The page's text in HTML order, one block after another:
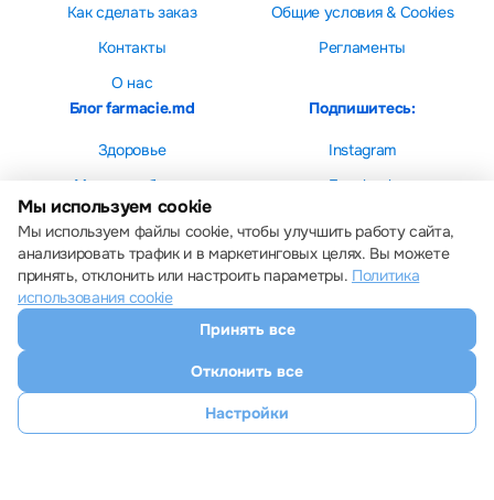
Как сделать заказ
Контакты
О нас
Общие условия & Cookies
Регламенты
Блог farmacie.md
Здоровье
Мама и ребенок
Красота
Подпишитесь:
Instagram
Facebook
Все права защищены © 2013 – 2026 Farmacie.md
Скачайте наше приложение
Настройки cookie
Мы используем cookie
Мы используем файлы cookie, чтобы улучшить работу сайта,
анализировать трафик и в маркетинговых целях. Вы можете
принять, отклонить или настроить параметры. Политика
использования cookie
Принять все
Отклонить все
Настройки